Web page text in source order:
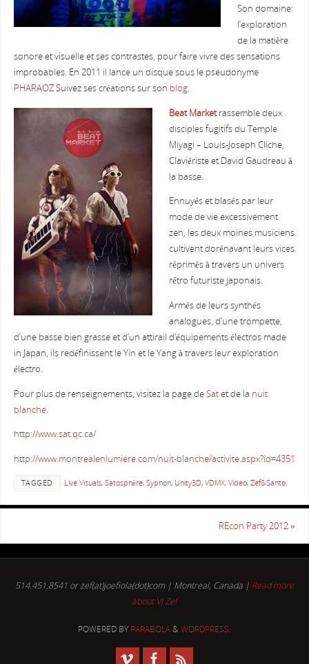
Son domaine:
l’exploration
de la matière
sonore et visuelle et ses contrastes, pour faire vivre des sensations
improbables. En 2011 il lance un disque sous le pseudonyme
PHARAOZSuivez ses créations sur son blog.
Beat Marketrassemble deux
disciples fugitifs du Temple
Miyagi – Louis-Joseph Cliche,
Claviériste et David Gaudreau à
la basse.
Ennuyés et blasés par leur
mode de vie excessivement
zen, les deux moines musiciens
cultivent dorénavant leurs vices
réprimés à travers un univers
rétro futuriste japonais.
Armés de leurs synthés
analogues, d’une trompette,
d’une basse bien grasse et d’un attirail d’équipements électros made
in Japan, ils redéfinissent le Yin et le Yang à travers leur exploration
électro.
Pour plus de renseignements, visitez la page deSatet de la nuit
blanche.
http://www.sat.qc.ca/
http://www.montrealenlumiere.com/nuit-blanche/activite.aspx?id=4351
TAGGED Live Visuals, Satosphère, Syphon, Unity3D, VDMX, Video, Zef&Santo.
REcon Party 2012»
514.451.8541 or zef(at)joefiola(dot)com | Montreal, Canada | Read more
about VJ Zef
POWERED BY PARABOLA& WORDPRESS.